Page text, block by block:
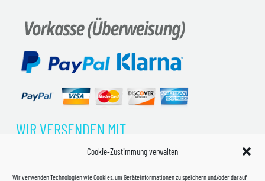
Cookie-Zustimmung verwalten
Wir verwenden Technologien wie Cookies, um Geräteinformationen zu speichern und/oder darauf
WIR VERSENDEN MIT